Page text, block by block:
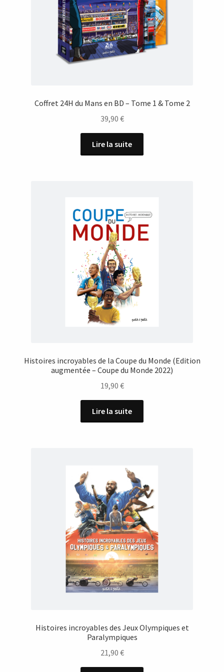
Coffret 24H du Mans en BD – Tome 1 & Tome 2
39,90 €
Lire la suite
Histoires incroyables de la Coupe du Monde (Edition
augmentée – Coupe du Monde 2022)
19,90 €
Lire la suite
Histoires incroyables des Jeux Olympiques et
Paralympiques
21,90 €